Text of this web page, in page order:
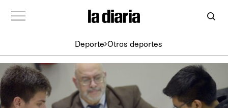
Deporte Otros deportes